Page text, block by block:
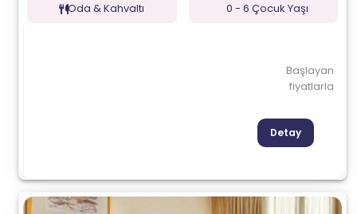
Oda & Kahvaltı 0 - 6 Çocuk Yaşı
Başlayan
fiyatlarla
Detay